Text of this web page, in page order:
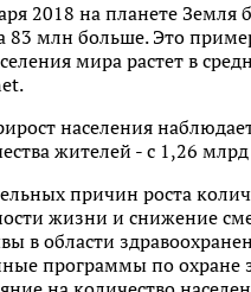
2018 на планете
83 млн больше. Это
мира растет в
населения
жителей - с 1,26
причин роста
жизни и снижение
в области
программы по охране